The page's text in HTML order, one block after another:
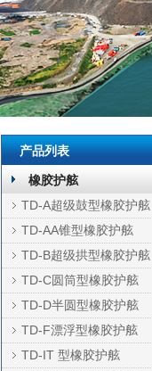
产品列表
橡胶护舷
TD-A超级鼓型橡胶护舷
TD-AA锥型橡胶护舷
TD-B超级拱型橡胶护舷
TD-C圆筒型橡胶护舷
TD-D半圆型橡胶护舷
TD-F漂浮型橡胶护舷
TD-IT 型橡胶护舷